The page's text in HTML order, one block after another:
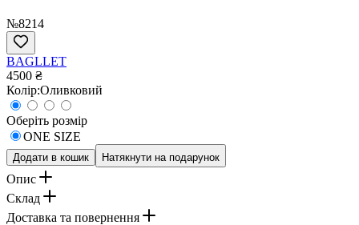
№8214
BAGLLET
4500 ₴
Колір:Оливковий
Оберіть розмір
ONE SIZE
Додати в кошик Натякнути на подарунок
Опис
Склад
Доставка та повернення